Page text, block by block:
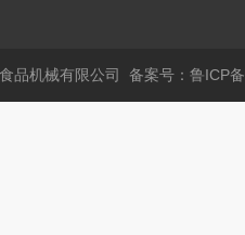
品机械有限公司 备案号：鲁ICP